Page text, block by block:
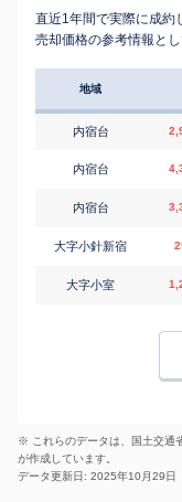
直近1年間で実際に成約
売却価格の参考情報と
地域
内宿台
内宿台
内宿台
大字小針新宿
大字小室
※ これらのデータは、国土交通
が作成しています。
データ更新日: 2025年10月29日